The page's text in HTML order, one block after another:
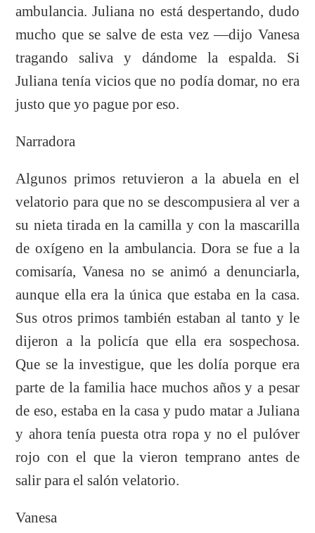
ambulancia. Juliana no está despertando, dudo
mucho que se salve de esta vez —dijo Vanesa
tragando saliva y dándome la espalda. Si
Juliana tenía vicios que no podía domar, no era
justo que yo pague por eso.
Narradora
Algunos primos retuvieron a la abuela en el
velatorio para que no se descompusiera al ver a
su nieta tirada en la camilla y con la mascarilla
de oxígeno en la ambulancia. Dora se fue a la
comisaría, Vanesa no se animó a denunciarla,
aunque ella era la única que estaba en la casa.
Sus otros primos también estaban al tanto y le
dijeron a la policía que ella era sospechosa.
Que se la investigue, que les dolía porque era
parte de la familia hace muchos años y a pesar
de eso, estaba en la casa y pudo matar a Juliana
y ahora tenía puesta otra ropa y no el pulóver
rojo con el que la vieron temprano antes de
salir para el salón velatorio.
Vanesa